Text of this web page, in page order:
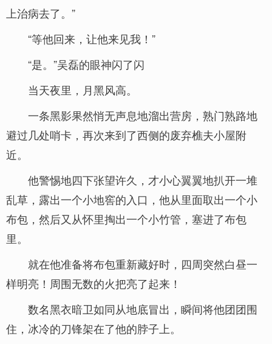
上治病去了。”
“等他回来，让他来见我！”
“是。”吴磊的眼神闪了闪
当天夜里，月黑风高。
一条黑影果然悄无声息地溜出营房，熟门熟路地
避过几处哨卡，再次来到了西侧的废弃樵夫小屋附
近。
他警惕地四下张望许久，才小心翼翼地扒开一堆
乱草，露出一个小地窖的入口，他从里面取出一个小
布包，然后又从怀里掏出一个小竹管，塞进了布包
里。
就在他准备将布包重新藏好时，四周突然白昼一
样明亮！周围无数的火把亮了起来！
数名黑衣暗卫如同从地底冒出，瞬间将他团团围
住，冰冷的刀锋架在了他的脖子上。